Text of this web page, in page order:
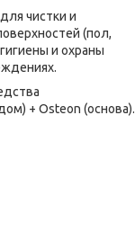
чистки и
(пол,
и охраны
+ Osteon (основа).